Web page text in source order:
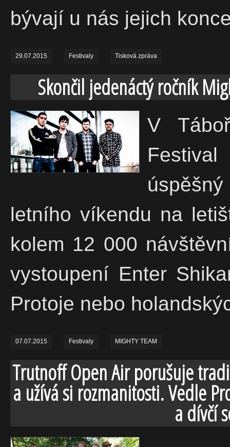
bývají u nás jejich
29.07.2015 Festivaly Tisková zpráva
Skončil jedenáctý ročník
V
letního víkendu na
kolem 12 000
vystoupení Enter
Protoje nebo
07.07.2015 Festivaly MIGHTY TEAM
Trutnoff Open Air porušuje
a užívá si rozmanitosti. Vedle
a dívčí